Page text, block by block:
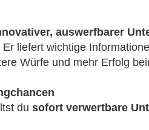
auswerfbarer
Er liefert wichtige
Würfe und mehr Erfolg
du sofort verwertbare